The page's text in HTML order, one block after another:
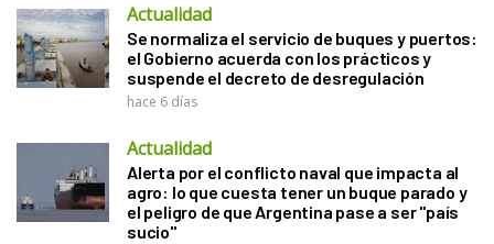
Actualidad
Se normaliza el servicio de buques y puertos:
el Gobierno acuerda con los prácticos y
suspende el decreto de desregulación
hace 6 días
Actualidad
Alerta por el conflicto naval que impacta al
agro: lo que cuesta tener un buque parado y
el peligro de que Argentina pase a ser "país
sucio"